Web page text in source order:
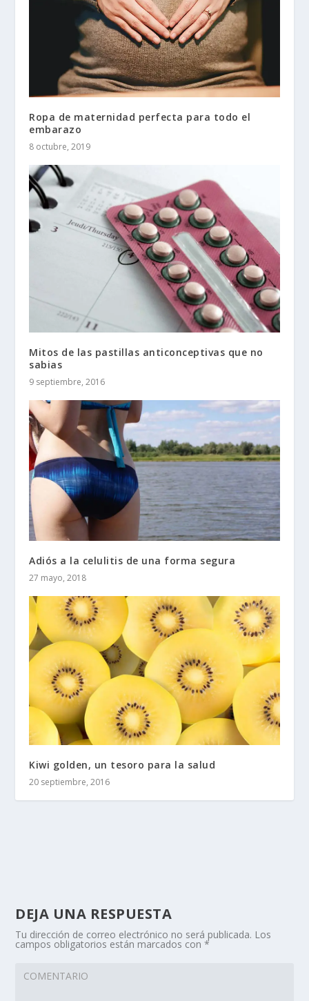
Ropa de maternidad perfecta para todo el
embarazo
8 octubre, 2019
Mitos de las pastillas anticonceptivas que no
sabias
9 septiembre, 2016
Adiós a la celulitis de una forma segura
27 mayo, 2018
Kiwi golden, un tesoro para la salud
20 septiembre, 2016
DEJA UNA RESPUESTA
Tu dirección de correo electrónico no será publicada. Los
campos obligatorios están marcados con*